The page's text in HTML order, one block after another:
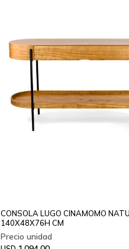
CONSOLA LUGO CINAMOMO
140X48X76H CM